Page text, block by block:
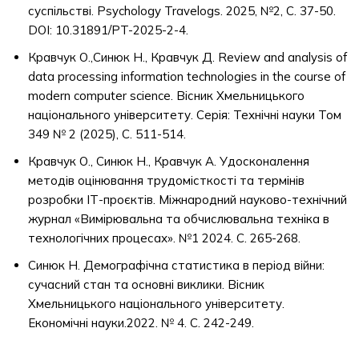
суспільстві. Psychology Travelogs. 2025, №2, С. 37-50.
DOI: 10.31891/PT-2025-2-4.
Кравчук О.,Синюк Н., Кравчук Д. Review and analysis of
data processing information technologies in the course of
modern computer science. Вісник Хмельницького
національного університету. Серія: Технічні науки Том
349 № 2 (2025), С. 511-514.
Кравчук О., Синюк Н., Кравчук А. Удосконалення
методів оцінювання трудомісткості та термінів
розробки ІТ-проєктів. Міжнародний науково-технічний
журнал «Вимірювальна та обчислювальна техніка в
технологічних процесах». №1 2024. С. 265-268.
Синюк Н. Демографічна статистика в період війни:
сучасний стан та основні виклики. Вісник
Хмельницького національного університету.
Економічні науки.2022. № 4. С. 242-249.